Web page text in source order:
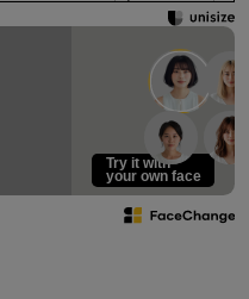
Try it with
your own face